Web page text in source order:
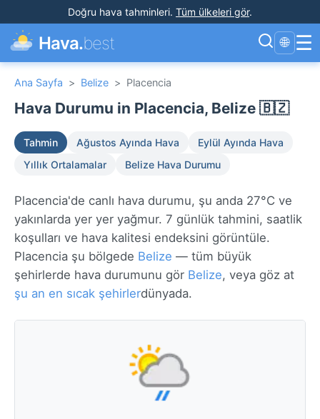
Doğru hava tahminleri. Tüm ülkeleri gör.
Hava.best 🌐 ☰
Ana Sayfa > Belize > Placencia
Hava Durumu in Placencia, Belize 🇧🇿
Tahmin Ağustos Ayında Hava
Eylül Ayında Hava
Yıllık Ortalamalar
Belize Hava Durumu
Placencia'de canlı hava durumu, şu anda 27°C ve
yakınlarda yer yer yağmur. 7 günlük tahmini, saatlik
koşulları ve hava kalitesi endeksini görüntüle.
Placencia şu bölgede Belize — tüm büyük
şehirlerde hava durumunu gör Belize, veya göz at
şu an en sıcak şehirlerdünyada.